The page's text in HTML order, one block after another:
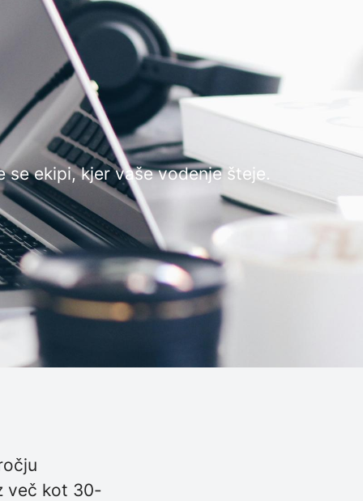
ekipi, kjer vaše vodenje šteje.
več kot 30-